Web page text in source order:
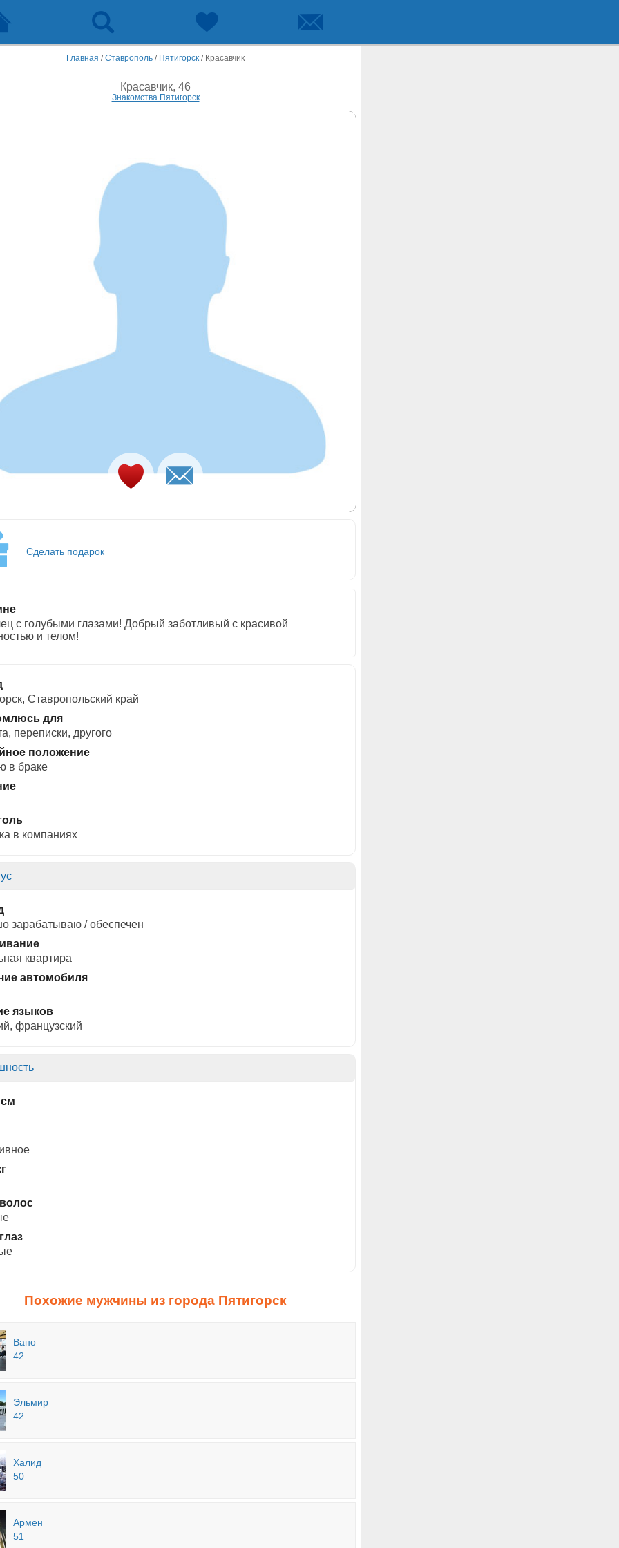
Главная /Ставрополь / Пятигорск / Красавчик
Красавчик, 46
Знакомства Пятигорск
Сделать подарок
с голубыми глазами! Добрый заботливый с красивой
и телом!
Ставропольский край
для
переписки, другого
положение
в браке
в компаниях
зарабатываю / обеспечен
квартира
автомобиля
языков
французский
Похожие мужчины из города Пятигорск
Вано
42
Эльмир
42
Халид
50
Армен
51